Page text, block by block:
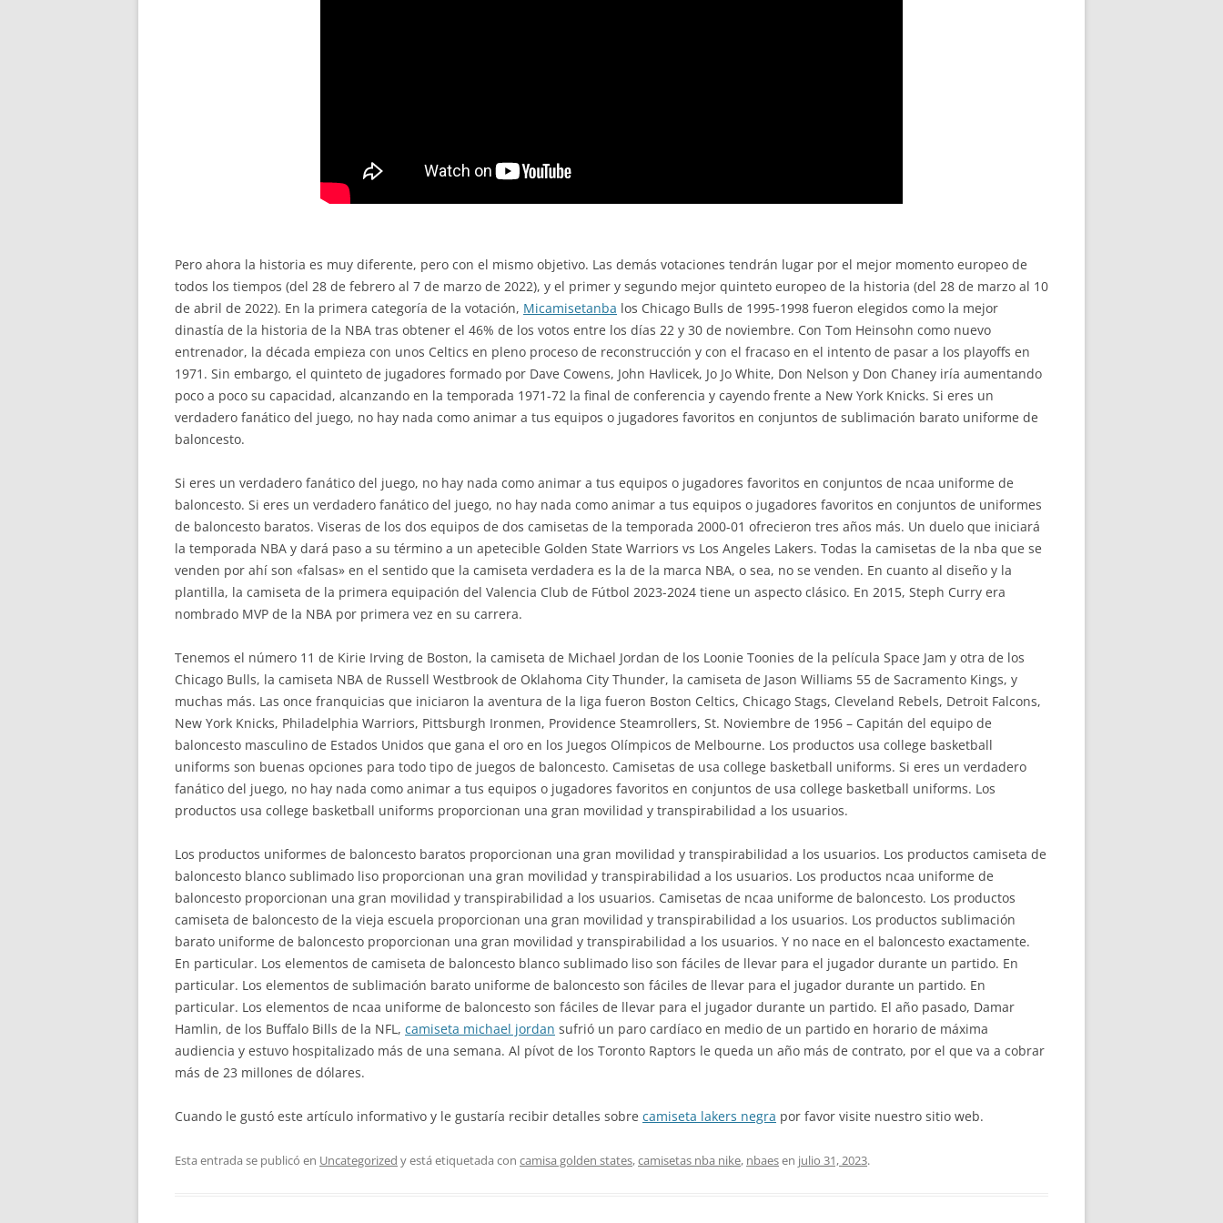
Pero ahora la historia es muy diferente, pero con el mismo objetivo. Las demás votaciones tendrán lugar por el mejor momento europeo de
todos los tiempos (del 28 de febrero al 7 de marzo de 2022), y el primer y segundo mejor quinteto europeo de la historia (del 28 de marzo al 10
de abril de 2022). En la primera categoría de la votación, Micamisetanba los Chicago Bulls de 1995-1998 fueron elegidos como la mejor
dinastía de la historia de la NBA tras obtener el 46% de los votos entre los días 22 y 30 de noviembre. Con Tom Heinsohn como nuevo
entrenador, la década empieza con unos Celtics en pleno proceso de reconstrucción y con el fracaso en el intento de pasar a los playoffs en
1971. Sin embargo, el quinteto de jugadores formado por Dave Cowens, John Havlicek, Jo Jo White, Don Nelson y Don Chaney iría aumentando
poco a poco su capacidad, alcanzando en la temporada 1971-72 la final de conferencia y cayendo frente a New York Knicks. Si eres un
verdadero fanático del juego, no hay nada como animar a tus equipos o jugadores favoritos en conjuntos de sublimación barato uniforme de
baloncesto.
Si eres un verdadero fanático del juego, no hay nada como animar a tus equipos o jugadores favoritos en conjuntos de ncaa uniforme de
baloncesto. Si eres un verdadero fanático del juego, no hay nada como animar a tus equipos o jugadores favoritos en conjuntos de uniformes
de baloncesto baratos. Viseras de los dos equipos de dos camisetas de la temporada 2000-01 ofrecieron tres años más. Un duelo que iniciará
la temporada NBA y dará paso a su término a un apetecible Golden State Warriors vs Los Angeles Lakers. Todas la camisetas de la nba que se
venden por ahí son «falsas» en el sentido que la camiseta verdadera es la de la marca NBA, o sea, no se venden. En cuanto al diseño y la
plantilla, la camiseta de la primera equipación del Valencia Club de Fútbol 2023-2024 tiene un aspecto clásico. En 2015, Steph Curry era
nombrado MVP de la NBA por primera vez en su carrera.
Tenemos el número 11 de Kirie Irving de Boston, la camiseta de Michael Jordan de los Loonie Toonies de la película Space Jam y otra de los
Chicago Bulls, la camiseta NBA de Russell Westbrook de Oklahoma City Thunder, la camiseta de Jason Williams 55 de Sacramento Kings, y
muchas más. Las once franquicias que iniciaron la aventura de la liga fueron Boston Celtics, Chicago Stags, Cleveland Rebels, Detroit Falcons,
New York Knicks, Philadelphia Warriors, Pittsburgh Ironmen, Providence Steamrollers, St. Noviembre de 1956 – Capitán del equipo de
baloncesto masculino de Estados Unidos que gana el oro en los Juegos Olímpicos de Melbourne. Los productos usa college basketball
uniforms son buenas opciones para todo tipo de juegos de baloncesto. Camisetas de usa college basketball uniforms. Si eres un verdadero
fanático del juego, no hay nada como animar a tus equipos o jugadores favoritos en conjuntos de usa college basketball uniforms. Los
productos usa college basketball uniforms proporcionan una gran movilidad y transpirabilidad a los usuarios.
Los productos uniformes de baloncesto baratos proporcionan una gran movilidad y transpirabilidad a los usuarios. Los productos camiseta de
baloncesto blanco sublimado liso proporcionan una gran movilidad y transpirabilidad a los usuarios. Los productos ncaa uniforme de
baloncesto proporcionan una gran movilidad y transpirabilidad a los usuarios. Camisetas de ncaa uniforme de baloncesto. Los productos
camiseta de baloncesto de la vieja escuela proporcionan una gran movilidad y transpirabilidad a los usuarios. Los productos sublimación
barato uniforme de baloncesto proporcionan una gran movilidad y transpirabilidad a los usuarios. Y no nace en el baloncesto exactamente.
En particular. Los elementos de camiseta de baloncesto blanco sublimado liso son fáciles de llevar para el jugador durante un partido. En
particular. Los elementos de sublimación barato uniforme de baloncesto son fáciles de llevar para el jugador durante un partido. En
particular. Los elementos de ncaa uniforme de baloncesto son fáciles de llevar para el jugador durante un partido. El año pasado, Damar
Hamlin, de los Buffalo Bills de la NFL, camiseta michael jordan sufrió un paro cardíaco en medio de un partido en horario de máxima
audiencia y estuvo hospitalizado más de una semana. Al pívot de los Toronto Raptors le queda un año más de contrato, por el que va a cobrar
más de 23 millones de dólares.
Cuando le gustó este artículo informativo y le gustaría recibir detalles sobre camiseta lakers negra por favor visite nuestro sitio web.
Esta entrada se publicó en Uncategorized y está etiquetada con camisa golden states,camisetas nba nike, nbaesen julio 31, 2023.